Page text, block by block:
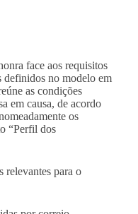
face aos requisitos
definidos no modelo em
as condições
em causa, de acordo
os
“Perfil dos
relevantes para o